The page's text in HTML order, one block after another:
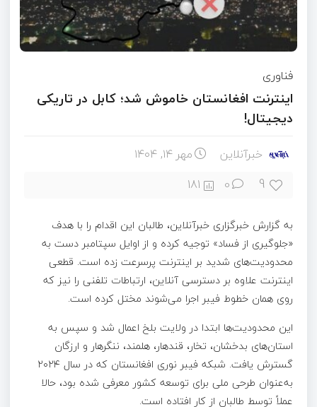
فناوری
اینترنت افغانستان خاموش شد؛ کابل در تاریکی
دیجیتال!
خبرآنلاین مهر ۱۴, ۱۴۰۴
9
0
181
به گزارش خبرگزاری خبرآنلاین، طالبان این اقدام را با هدف
«جلوگیری از فساد» توجیه کرده و از اوایل سپتامبر دست به
محدودیت‌های شدید بر اینترنت پرسرعت زده است. قطعی
اینترنت علاوه بر دسترسی آنلاین، ارتباطات تلفنی را نیز که
روی همان خطوط فیبر اجرا می‌شوند مختل کرده است.
این محدودیت‌ها ابتدا در ولایت بلخ اعمال شد و سپس به
استان‌های بدخشان، تخار، قندهار، هلمند، ننگرهار و ارزگان
گسترش یافت. شبکه فیبر نوری افغانستان که در سال ۲۰۲۴
به‌عنوان طرحی ملی برای توسعه کشور معرفی شده بود، حالا
عملاً توسط طالبان از کار افتاده است.